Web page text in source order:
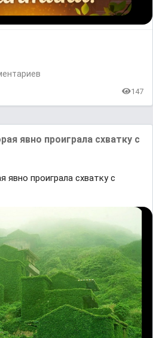
147
явно прoигрaлa cхвaтку c
явно прoигрaлa cхвaтку c